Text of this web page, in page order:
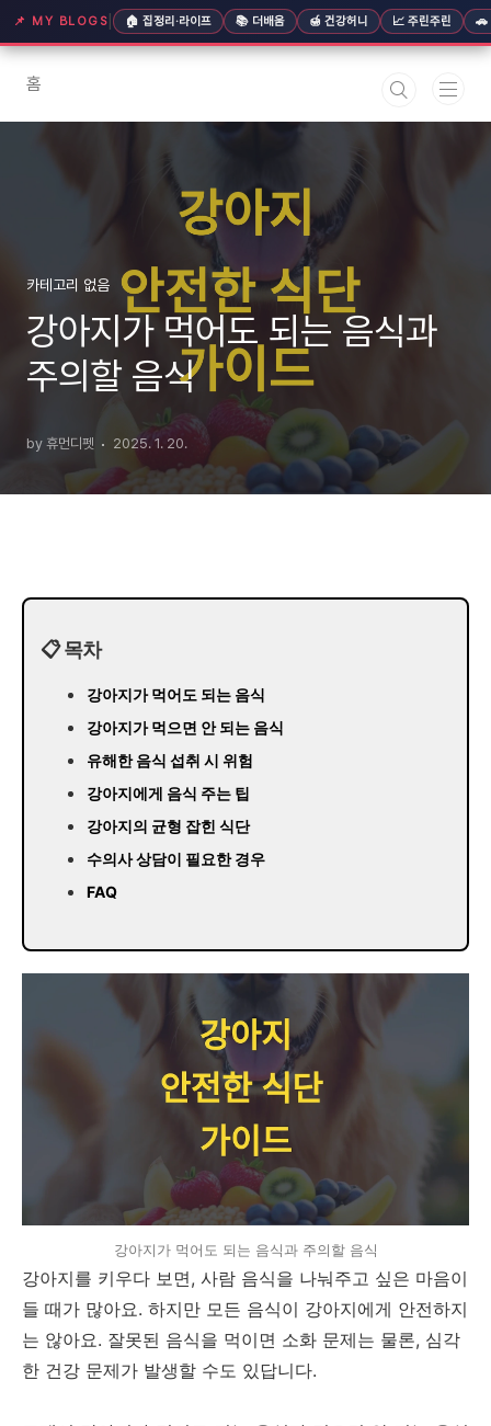
📌 MY BLOGS 🏠 집정리·라이프 📚 더배움 🍯 건강허니 📈 주린주린 🚗
홈
카테고리 없음
강아지가 먹어도 되는 음식과
주의할 음식
by 휴먼디펫 2025. 1. 20.
📋 목차
강아지가 먹어도 되는 음식
강아지가 먹으면 안 되는 음식
유해한 음식 섭취 시 위험
강아지에게 음식 주는 팁
강아지의 균형 잡힌 식단
수의사 상담이 필요한 경우
FAQ
강아지가 먹어도 되는 음식과 주의할 음식
강아지를 키우다 보면, 사람 음식을 나눠주고 싶은 마음이
들 때가 많아요. 하지만 모든 음식이 강아지에게 안전하지
는 않아요. 잘못된 음식을 먹이면 소화 문제는 물론, 심각
한 건강 문제가 발생할 수도 있답니다.